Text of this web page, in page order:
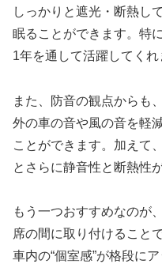
しっかりと遮光・断熱し
眠ることができます。特
1年を通して活躍してくれ
また、防音の観点からも
外の車の音や風の音を軽
ことができます。加えて
とさらに静音性と断熱性
もう一つおすすめなのが
席の間に取り付けること
車内の“個室感”が格段に